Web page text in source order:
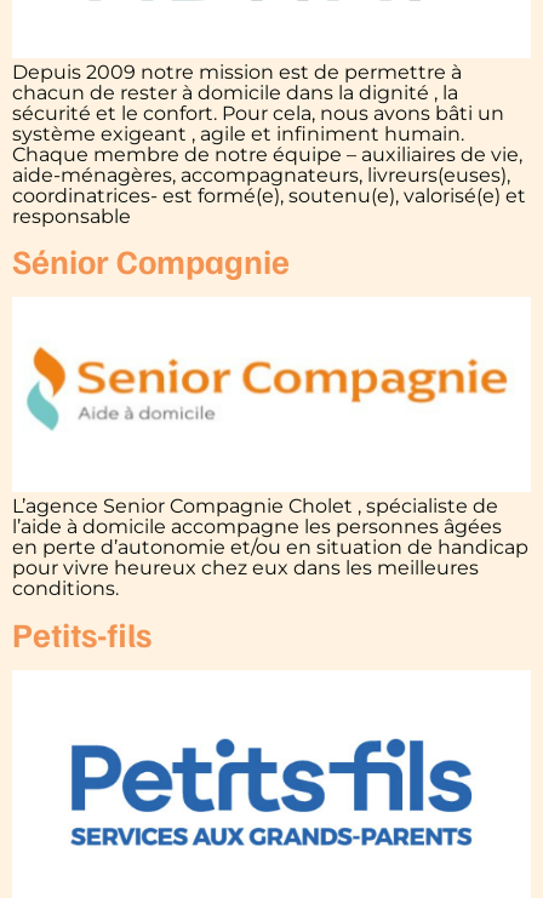
Depuis 2009 notre mission est de permettre à
chacun de rester à domicile dans la dignité , la
sécurité et le confort. Pour cela, nous avons bâti un
système exigeant , agile et infiniment humain.
Chaque membre de notre équipe – auxiliaires de vie,
aide-ménagères, accompagnateurs, livreurs(euses),
coordinatrices- est formé(e), soutenu(e), valorisé(e) et
responsable
Sénior Compagnie
L’agence Senior Compagnie Cholet , spécialiste de
l’aide à domicile accompagne les personnes âgées
en perte d’autonomie et/ou en situation de handicap
pour vivre heureux chez eux dans les meilleures
conditions.
Petits-fils